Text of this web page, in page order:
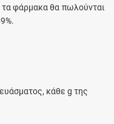
φάρμακα θα πωλούνται
κάθεg της